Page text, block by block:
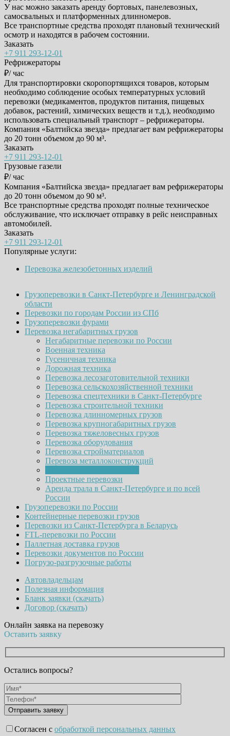
У нас можно заказать аренду бортовых, панелевозных,
самосвальных и платформенных длинномеров.
Все транспортные средства проходят плановый технический
осмотр и находятся в рабочем состоянии.
Заказать
+7 911 293-12-01
Рефрижераторы
₽/ час
Для транспортировки скоропортящихся товаров, которым
необходимо соблюдение особых температурных условий
перевозки (медикаментов, продуктов питания, пищевых
добавок, растений, химических веществ и т.д.), необходимо
использовать специальный транспорт – рефрижераторы.
Компания «Балтийска звезда» предлагает вам рефрижераторы
до 20 тонн объемом до 90 м³.
Заказать
+7 911 293-12-01
Грузовые газели
₽/ час
Компания «Балтийска звезда» предлагает вам рефрижераторы
до 20 тонн объемом до 90 м³.
Все транспортные средства проходят полные техническое
обслуживание, что исключает отправку в рейс неисправных
автомобилей.
Заказать
+7 911 293-12-01
Популярные услуги:
Перевозка железобетонных изделий
Грузоперевозки в Санкт-Петербурге и Ленинградской
области
Перевозки по городам России из СПб
Грузоперевозки фурами
Перевозка негабаритных грузов
Негабаритные перевозки по России
Военная техника
Гусеничная техника
Дорожная техника
Перевозка лесозаготовительной техники
Перевозка сельскохозяйственной техники
Перевозка спецтехники в Санкт-Петербурге
Перевозка строительной техники
Перевозка длинномерных грузов
Перевозка крупногабаритных грузов
Перевозка тяжеловесных грузов
Перевозка оборудования
Перевозка стройматериалов
Перевоза металлоконструкций
Проектные перевозки
Аренда трала в Санкт-Петербурге и по всей
России
Грузоперевозки по России
Контейнерные перевозки грузов
Перевозки из Санкт-Петербурга в Беларусь
FTL-перевозки по России
Паллетная доставка грузов
Перевозки документов по России
Погрузо-разгрузочные работы
Автовладельцам
Полезная информация
Бланк заявки (скачать)
Договор (скачать)
Онлайн заявка на перевозку
Оставить заявку
Остались вопросы?
Согласен с обработкой персональных данных